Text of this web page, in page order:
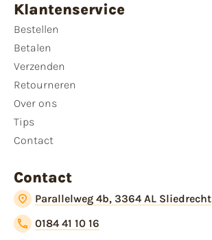
Klantenservice
Bestellen
Betalen
Verzenden
Retourneren
Over ons
Tips
Contact
Contact
Parallelweg 4b, 3364 AL Sliedrecht
0184 41 10 16